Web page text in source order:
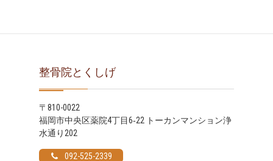
整骨院とくしげ
〒810-0022
福岡市中央区薬院4丁目6‐22 トーカンマンション浄
水通り202
092-525-2339